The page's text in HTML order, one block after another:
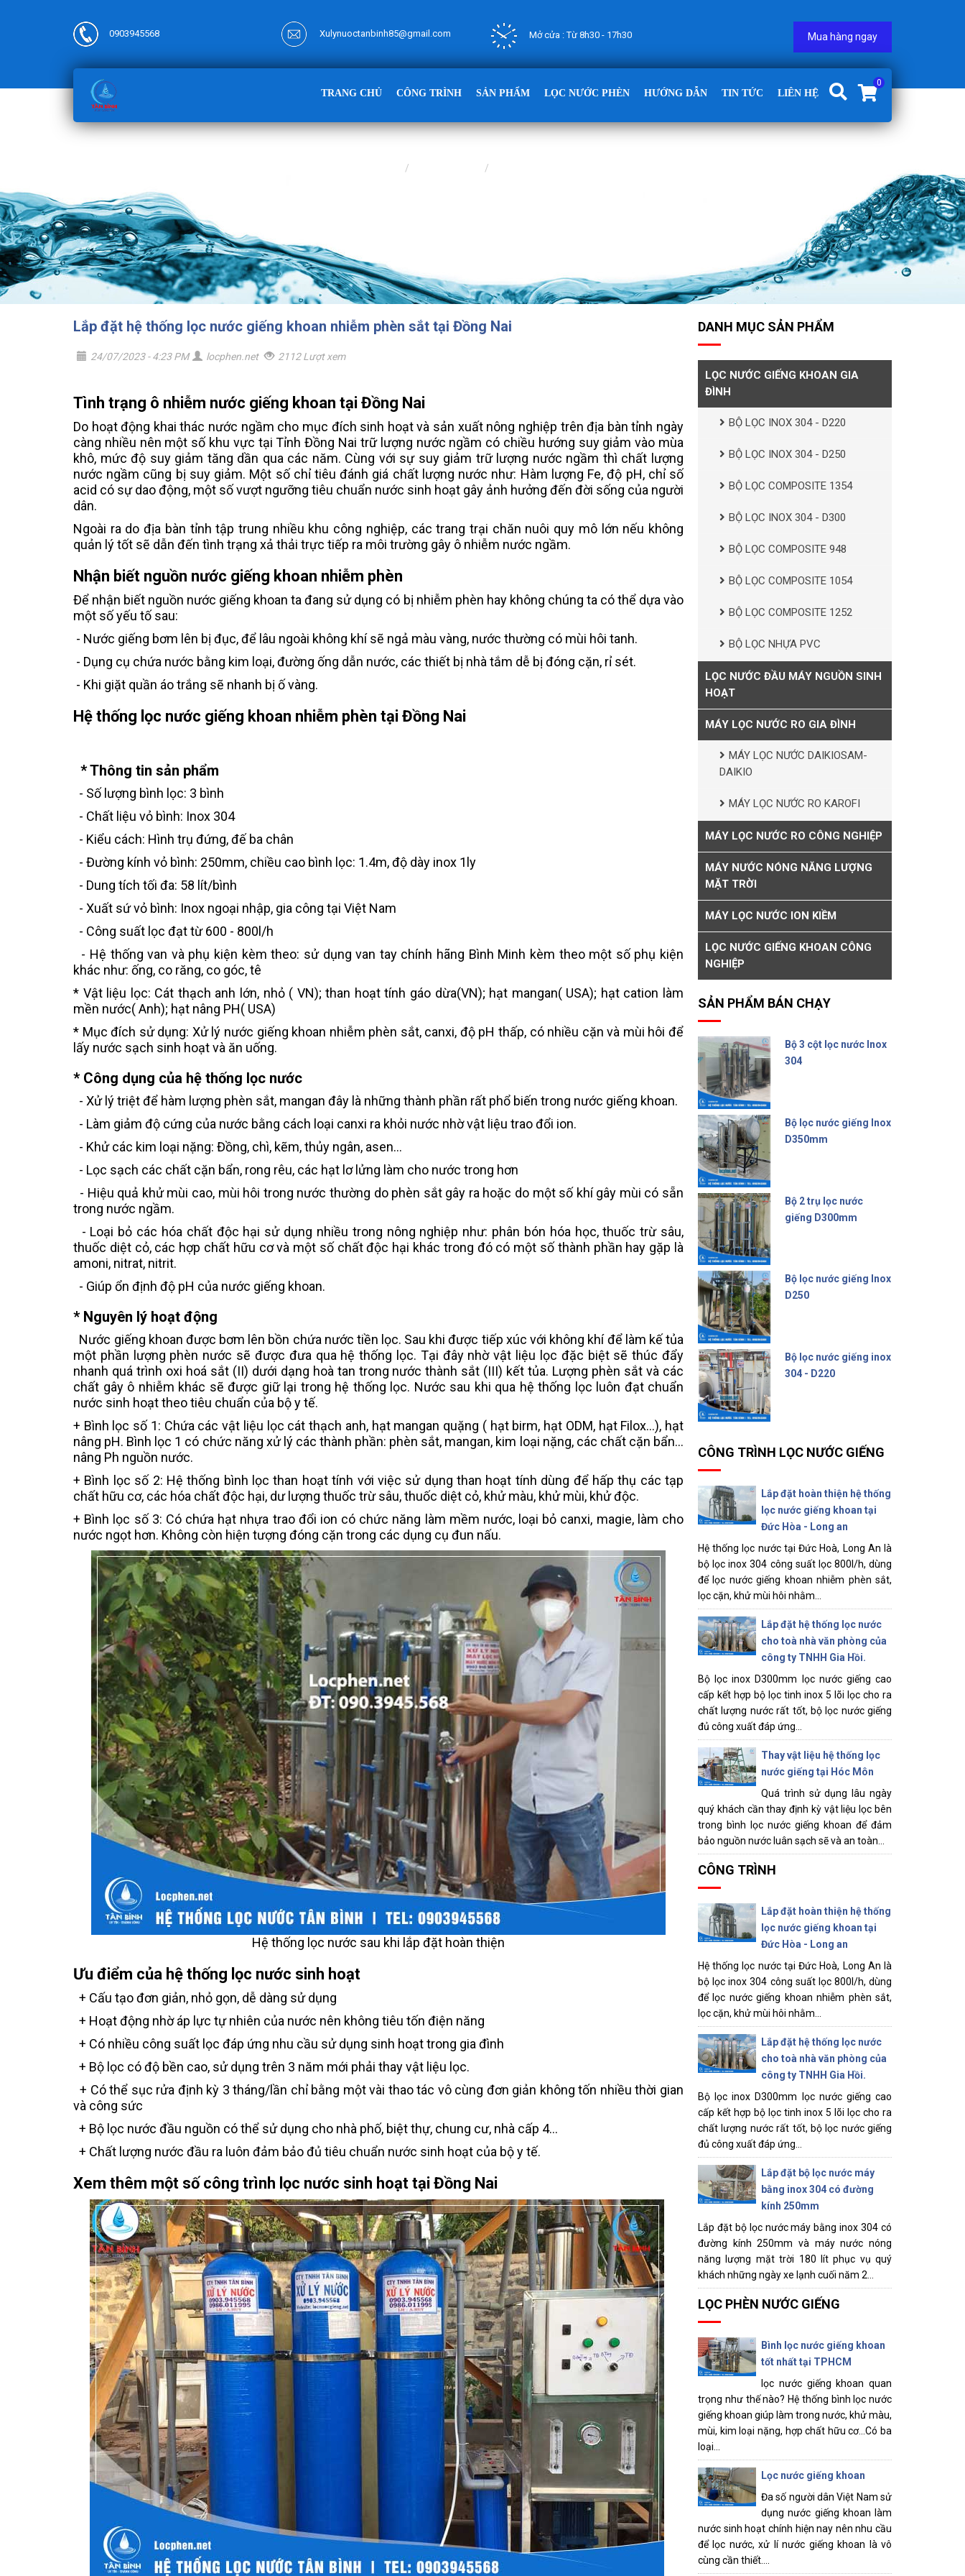
0903945568 Xulynuoctanbinh85@gmail.com Mở cửa : Từ 8h30 - 17h30 Mua hàng ngay
0
TRANG CHỦ CÔNG TRÌNH SẢN PHẨM LỌC NƯỚC PHÈN HƯỚNG DẪN TIN TỨC LIÊN HỆ
Lắp đặt hệ thống lọc nước giếng khoan nhiễm phèn sắt tại Đồng Nai
24/07/2023 - 4:23 PM locphen.net 2112 Lượt xem
Tình trạng ô nhiễm nước giếng khoan tại Đồng Nai
Do hoạt động khai thác nước ngầm cho mục đích sinh hoạt và sản xuất nông nghiệp trên địa bàn tỉnh ngày
càng nhiều nên một số khu vực tại Tỉnh Đồng Nai trữ lượng nước ngầm có chiều hướng suy giảm vào mùa
khô, mức độ suy giảm tăng dần qua các năm. Cùng với sự suy giảm trữ lượng nước ngầm thì chất lượng
nước ngầm cũng bị suy giảm. Một số chỉ tiêu đánh giá chất lượng nước như: Hàm lượng Fe, độ pH, chỉ số
acid có sự dao động, một số vượt ngưỡng tiêu chuẩn nước sinh hoạt gây ảnh hưởng đến đời sống của người
dân.
Ngoài ra do địa bàn tỉnh tập trung nhiều khu công nghiệp, các trang trại chăn nuôi quy mô lớn nếu không
quản lý tốt sẽ dẫn đến tình trạng xả thải trực tiếp ra môi trường gây ô nhiễm nước ngầm.
Nhận biết nguồn nước giếng khoan nhiễm phèn
Để nhận biết nguồn nước giếng khoan ta đang sử dụng có bị nhiễm phèn hay không chúng ta có thể dựa vào
một số yếu tố sau:
- Nước giếng bơm lên bị đục, để lâu ngoài không khí sẽ ngả màu vàng, nước thường có mùi hôi tanh.
- Dụng cụ chứa nước bằng kim loại, đường ống dẫn nước, các thiết bị nhà tắm dễ bị đóng cặn, rỉ sét.
- Khi giặt quần áo trắng sẽ nhanh bị ố vàng.
Hệ thống lọc nước giếng khoan nhiễm phèn tại Đồng Nai
* Thông tin sản phẩm
- Số lượng bình lọc: 3 bình
- Chất liệu vỏ bình: Inox 304
- Kiểu cách: Hình trụ đứng, đế ba chân
- Đường kính vỏ bình: 250mm, chiều cao bình lọc: 1.4m, độ dày inox 1ly
- Dung tích tối đa: 58 lít/bình
- Xuất sứ vỏ bình: Inox ngoại nhập, gia công tại Việt Nam
- Công suất lọc đạt từ 600 - 800l/h
- Hệ thống van và phụ kiện kèm theo: sử dụng van tay chính hãng Bình Minh kèm theo một số phụ kiện
khác như: ống, co răng, co góc, tê
* Vật liệu lọc: Cát thạch anh lớn, nhỏ ( VN); than hoạt tính gáo dừa(VN); hạt mangan( USA); hạt cation làm
mền nước( Anh); hạt nâng PH( USA)
* Mục đích sử dụng: Xử lý nước giếng khoan nhiễm phèn sắt, canxi, độ pH thấp, có nhiều cặn và mùi hôi để
lấy nước sạch sinh hoạt và ăn uống.
* Công dụng của hệ thống lọc nước
- Xử lý triệt để hàm lượng phèn sắt, mangan đây là những thành phần rất phổ biến trong nước giếng khoan.
- Làm giảm độ cứng của nước bằng cách loại canxi ra khỏi nước nhờ vật liệu trao đổi ion.
- Khử các kim loại nặng: Đồng, chì, kẽm, thủy ngân, asen...
- Lọc sạch các chất cặn bẩn, rong rêu, các hạt lơ lửng làm cho nước trong hơn
- Hiệu quả khử mùi cao, mùi hôi trong nước thường do phèn sắt gây ra hoặc do một số khí gây mùi có sẵn
trong nước ngầm.
- Loại bỏ các hóa chất độc hại sử dụng nhiều trong nông nghiệp như: phân bón hóa học, thuốc trừ sâu,
thuốc diệt cỏ, các hợp chất hữu cơ và một số chất độc hại khác trong đó có một số thành phần hay gặp là
amoni, nitrat, nitrit.
- Giúp ổn định độ pH của nước giếng khoan.
* Nguyên lý hoạt động
Nước giếng khoan được bơm lên bồn chứa nước tiền lọc. Sau khi được tiếp xúc với không khí để làm kế tủa
một phần lượng phèn nước sẽ được đưa qua hệ thống lọc. Tại đây nhờ vật liệu lọc đặc biệt sẽ thúc đẩy
nhanh quá trình oxi hoá sắt (II) dưới dạng hoà tan trong nước thành sắt (III) kết tủa. Lượng phèn sắt và các
chất gây ô nhiễm khác sẽ được giữ lại trong hệ thống lọc. Nước sau khi qua hệ thống lọc luôn đạt chuẩn
nước sinh hoạt theo tiêu chuẩn của bộ y tế.
+ Bình lọc số 1: Chứa các vật liệu lọc cát thạch anh, hạt mangan quặng ( hạt birm, hạt ODM, hạt Filox…), hạt
nâng pH. Bình lọc 1 có chức năng xử lý các thành phần: phèn sắt, mangan, kim loại nặng, các chất cặn bẩn…
nâng Ph nguồn nước.
+ Bình lọc số 2: Hệ thống bình lọc than hoạt tính với việc sử dụng than hoạt tính dùng để hấp thụ các tạp
chất hữu cơ, các hóa chất độc hại, dư lượng thuốc trừ sâu, thuốc diệt cỏ, khử màu, khử mùi, khử độc.
+ Bình lọc số 3: Có chứa hạt nhựa trao đổi ion có chức năng làm mềm nước, loại bỏ canxi, magie, làm cho
nước ngọt hơn. Không còn hiện tượng đóng cặn trong các dụng cụ đun nấu.
Hệ thống lọc nước sau khi lắp đặt hoàn thiện
Ưu điểm của hệ thống lọc nước sinh hoạt
+ Cấu tạo đơn giản, nhỏ gọn, dễ dàng sử dụng
+ Hoạt động nhờ áp lực tự nhiên của nước nên không tiêu tốn điện năng
+ Có nhiều công suất lọc đáp ứng nhu cầu sử dụng sinh hoạt trong gia đình
+ Bộ lọc có độ bền cao, sử dụng trên 3 năm mới phải thay vật liệu lọc.
+ Có thể sục rửa định kỳ 3 tháng/lần chỉ bằng một vài thao tác vô cùng đơn giản không tốn nhiều thời gian
và công sức
+ Bộ lọc nước đầu nguồn có thể sử dụng cho nhà phố, biệt thự, chung cư, nhà cấp 4...
+ Chất lượng nước đầu ra luôn đảm bảo đủ tiêu chuẩn nước sinh hoạt của bộ y tế.
Xem thêm một số công trình lọc nước sinh hoạt tại Đồng Nai
DANH MỤC SẢN PHẨM
LỌC NƯỚC GIẾNG KHOAN GIA
ĐÌNH
BỘ LỌC INOX 304 - D220
BỘ LỌC INOX 304 - D250
BỘ LỌC COMPOSITE 1354
BỘ LỌC INOX 304 - D300
BỘ LỌC COMPOSITE 948
BỘ LỌC COMPOSITE 1054
BỘ LỌC COMPOSITE 1252
BỘ LỌC NHỰA PVC
LỌC NƯỚC ĐẦU MÁY NGUỒN SINH
HOẠT
MÁY LỌC NƯỚC RO GIA ĐÌNH
MÁY LỌC NƯỚC DAIKIOSAM-
DAIKIO
MÁY LỌC NƯỚC RO KAROFI
MÁY LỌC NƯỚC RO CÔNG NGHIỆP
MÁY NƯỚC NÓNG NĂNG LƯỢNG
MẶT TRỜI
MÁY LỌC NƯỚC ION KIỀM
LỌC NƯỚC GIẾNG KHOAN CÔNG
NGHIỆP
SẢN PHẨM BÁN CHẠY
Bộ 3 cột lọc nước Inox
304
Bộ lọc nước giếng Inox
D350mm
Bộ 2 trụ lọc nước
giếng D300mm
Bộ lọc nước giếng Inox
D250
Bộ lọc nước giếng inox
304 - D220
CÔNG TRÌNH LỌC NƯỚC GIẾNG
Lắp đặt hoàn thiện hệ thống
lọc nước giếng khoan tại
Đức Hòa - Long an
Hệ thống lọc nước tại Đức Hoà, Long An là
bộ lọc inox 304 công suất lọc 800l/h, dùng
để lọc nước giếng khoan nhiễm phèn sắt,
lọc cặn, khử mùi hôi nhằm...
Lắp đặt hệ thống lọc nước
cho toà nhà văn phòng của
công ty TNHH Gia Hồi.
Bộ lọc inox D300mm lọc nước giếng cao
cấp kết hợp bộ lọc tinh inox 5 lõi lọc cho ra
chất lượng nước rất tốt, bộ lọc nước giếng
đủ công xuất đáp ứng...
Thay vật liệu hệ thống lọc
nước giếng tại Hóc Môn
Quá trình sử dụng lâu ngày
quý khách cần thay định kỳ vật liệu lọc bên
trong bình lọc nước giếng khoan để đảm
bảo nguồn nước luân sạch sẽ và an toàn...
CÔNG TRÌNH
Lắp đặt hoàn thiện hệ thống
lọc nước giếng khoan tại
Đức Hòa - Long an
Hệ thống lọc nước tại Đức Hoà, Long An là
bộ lọc inox 304 công suất lọc 800l/h, dùng
để lọc nước giếng khoan nhiễm phèn sắt,
lọc cặn, khử mùi hôi nhằm...
Lắp đặt hệ thống lọc nước
cho toà nhà văn phòng của
công ty TNHH Gia Hồi.
Bộ lọc inox D300mm lọc nước giếng cao
cấp kết hợp bộ lọc tinh inox 5 lõi lọc cho ra
chất lượng nước rất tốt, bộ lọc nước giếng
đủ công xuất đáp ứng...
Lắp đặt bộ lọc nước máy
bằng inox 304 có đường
kính 250mm
Lắp đặt bộ lọc nước máy bằng inox 304 có
đường kính 250mm và máy nước nóng
năng lượng mặt trời 180 lít phục vụ quý
khách những ngày xe lạnh cuối năm 2...
LỌC PHÈN NƯỚC GIẾNG
Bình lọc nước giếng khoan
tốt nhất tại TPHCM
lọc nước giếng khoan quan
trọng như thế nào? Hệ thống bình lọc nước
giếng khoan giúp làm trong nước, khử màu,
mùi, kim loại nặng, hợp chất hữu cơ...Có ba
loại...
Lọc nước giếng khoan
Đa số người dân Việt Nam sử
dụng nước giếng khoan làm
nước sinh hoạt chính hiện nay nên nhu cầu
để lọc nước, xử lí nước giếng khoan là vô
cùng cần thiết....